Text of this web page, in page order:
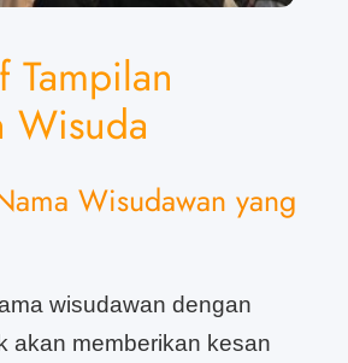
Tampilan
Wisuda
Wisudawan yang
wisudawan dengan
akan memberikan kesan